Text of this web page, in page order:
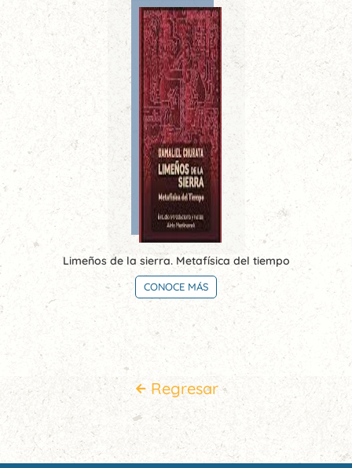
Limeños de la sierra. Metafísica del tiempo
CONOCE MÁS
Regresar